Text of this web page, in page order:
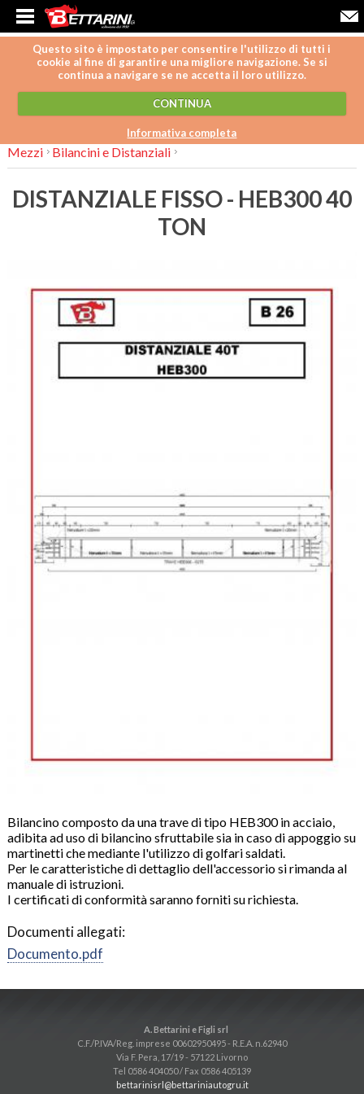
Questo sito è impostato per consentire l'utilizzo di tutti i
cookie al fine di garantire una migliore navigazione. Se si
continua a navigare se ne accetta il loro utilizzo.
CONTINUA
Informativa completa
Mezzi Bilancini e Distanziali
DISTANZIALE FISSO - HEB300 40
TON
Bilancino composto da una trave di tipo HEB300 in acciaio,
adibita ad uso di bilancino sfruttabile sia in caso di appoggio su
martinetti che mediante l'utilizzo di golfari saldati.
Per le caratteristiche di dettaglio dell'accessorio si rimanda al
manuale di istruzioni.
I certificati di conformità saranno forniti su richiesta.
Documenti allegati:
Documento.pdf
A. Bettarini e Figli srl
C.F./P.IVA/Reg. imprese 00602950495 - R.E.A. n.62940
Via F. Pera, 17/19 - 57122 Livorno
Tel 0586 404050 / Fax 0586 405139
bettarinisrl@bettariniautogru.it